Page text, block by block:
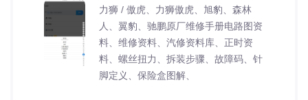
力狮 / 傲虎、力狮傲虎、旭豹、森林
人、翼豹、驰鹏原厂维修手册电路图资
料、维修资料、汽修资料库、正时资
料、螺丝扭力、拆装步骤、故障码、针
脚定义、保险盒图解、